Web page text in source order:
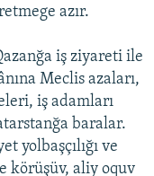
azır.
iş ziyareti ile
Meclis azaları,
iş adamları
baralar.
yolbaşçılığı ve
körüşüv, aliy oquv